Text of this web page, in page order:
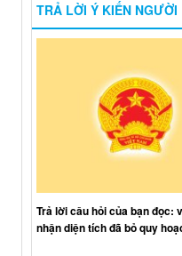
TRẢ LỜI Ý KIẾN NGƯỜI
Trả lời câu hỏi của bạn đọc:
nhận diện tích đã bỏ quy